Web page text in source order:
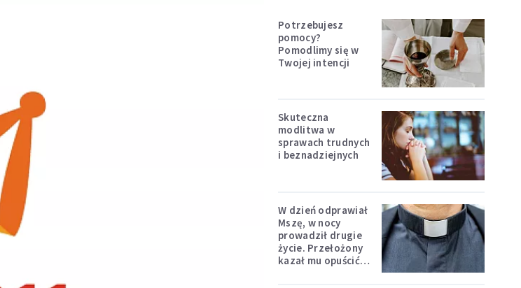
Potrzebujesz
pomocy?
Pomodlimy się w
Twojej intencji
Skuteczna
modlitwa w
sprawach trudnych
i beznadziejnych
W dzień odprawiał
Mszę, w nocy
prowadził drugie
życie. Przełożony
kazał mu opuścić